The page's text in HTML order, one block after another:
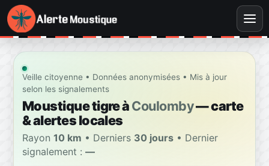
Veille citoyenne • Données anonymisées • Mis à jour
selon les signalements
Moustique tigre àCoulomby— carte
& alertes locales
Rayon 10 km • Derniers 30 jours • Dernier
signalement : —